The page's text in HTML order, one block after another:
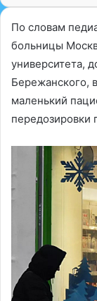
По словам
больницы
университета,
Бережанского,
маленький
передозировки